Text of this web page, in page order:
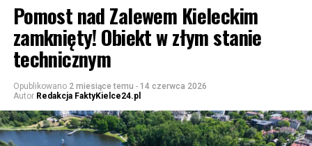
Pomost nad Zalewem Kieleckim
zamknięty! Obiekt w złym stanie
technicznym
Opublikowano 2 miesiące temu - 14 czerwca 2026
Autor Redakcja FaktyKielce24.pl